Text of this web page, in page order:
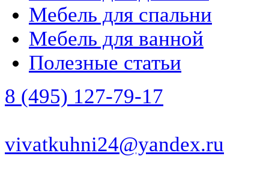
Мебель для спальни
Мебель для ванной
Полезные статьи
8 (495) 127-79-17
vivatkuhni24@yandex.ru